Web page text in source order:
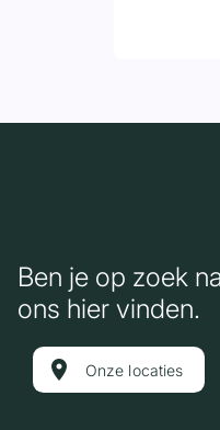
Ben je op zoek
ons hier vinden.
location_on Onze locaties